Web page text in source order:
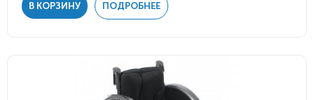
В КОРЗИНУ ПОДРОБНЕЕ